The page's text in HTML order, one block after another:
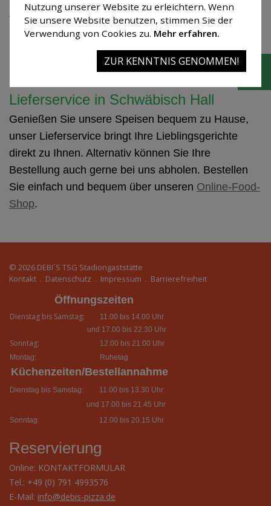
Nutzung unserer Website zu erleichtern. Wenn
Sie unsere Website benutzen, stimmen Sie der
Verwendung von Cookies zu. Mehr erfahren.
ZUR KENNTNIS GENOMMEN!
Jeden Sonntag verwöhnen wir Sie außerdem mit
hausgemachten Kuchen und Torten aus unserer
Kuchentheke – frisch zubereitet von unserem
Lieferservice in Schwäbisch Hall
Genießen Sie unsere Speisen bequem zu Hause,
unser Lieferservice bringt Ihre Lieblingsgerichte
direkt zu Ihnen. Alternativ können Sie Ihre
Bestellung auch gerne bei uns abholen. Bestellen
Sie einfach und bequem über unseren Online-Food-
Shop.
© 2026 DEBI´S TSG Stadiongaststätte
Kontakt . Datenschutz . Impressum . Barrierefreiheit
Öffnungszeiten
Dienstag bis Samstag:
11.00 bis 14.00 Uhr
und 17.00 bis 22.30 Uhr
Sonntag:
12.00 bis 21.00 Uhr
Montag:
Ruhetag
Küchenzeiten/Bestellannahme
Dienstag bis Samstag:
11.00 bis 13.30 Uhr
und 17.00 bis 21.45 Uhr
Sonntag:
12.00 bis 20.15 Uhr
Reservierung
Online: KONTAKTFORMULAR
Tel.: +49 (0) 791 4993576
E-Mail: info@debis-pizza.de